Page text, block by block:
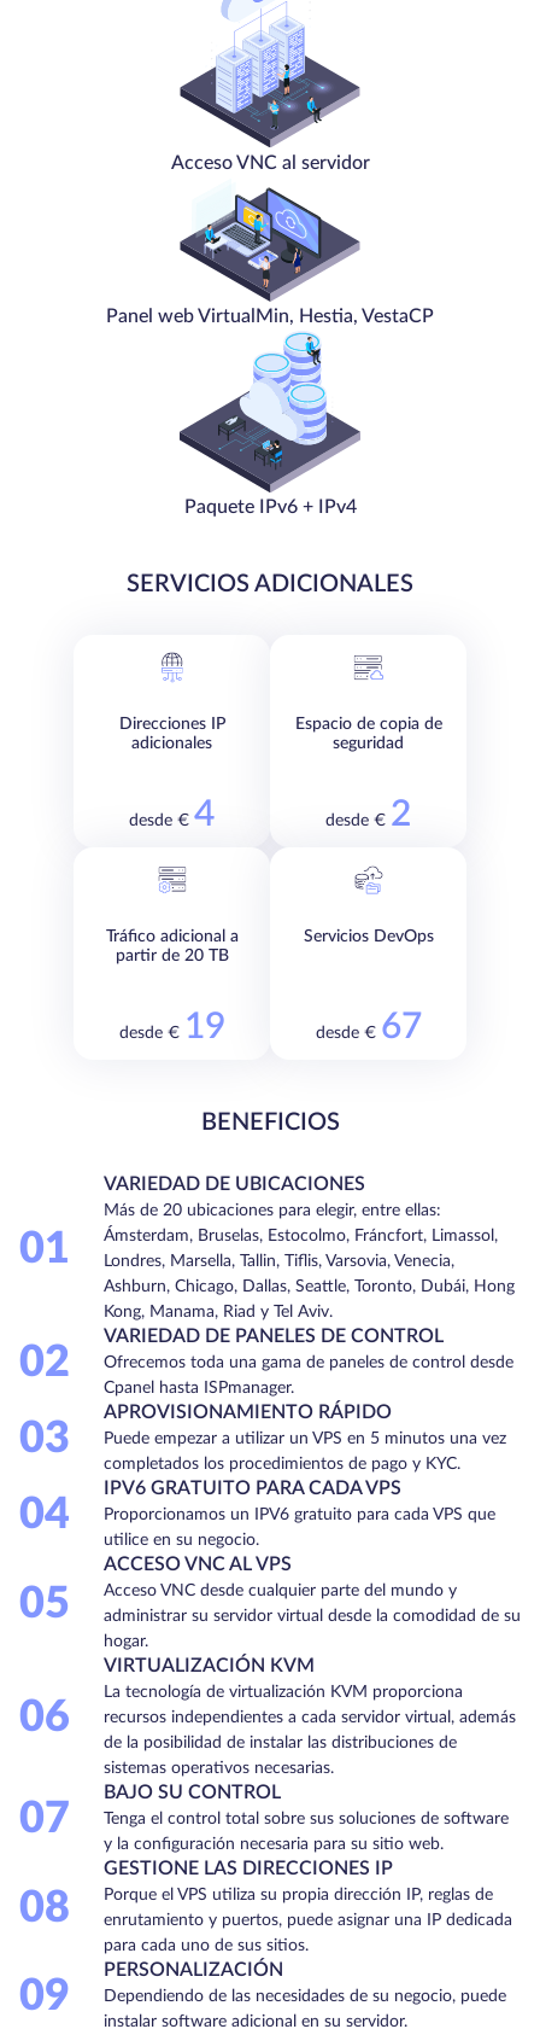
Acceso VNC al servidor
Panel web VirtualMin, Hestia, VestaCP
Paquete IPv6 + IPv4
SERVICIOS ADICIONALES
Direcciones IP
adicionales
desde € 4
Espacio de copia de
seguridad
desde € 2
Tráfico adicional a
partir de 20 TB
desde € 19
Servicios DevOps
desde € 67
BENEFICIOS
01
VARIEDAD DE UBICACIONES
Más de 20 ubicaciones para elegir, entre ellas:
Ámsterdam, Bruselas, Estocolmo, Fráncfort, Limassol,
Londres, Marsella, Tallin, Tiflis, Varsovia, Venecia,
Ashburn, Chicago, Dallas, Seattle, Toronto, Dubái, Hong
Kong, Manama, Riad y Tel Aviv.
02
VARIEDAD DE PANELES DE CONTROL
Ofrecemos toda una gama de paneles de control desde
Cpanel hasta ISPmanager.
03
APROVISIONAMIENTO RÁPIDO
Puede empezar a utilizar un VPS en 5 minutos una vez
completados los procedimientos de pago y KYC.
04
IPV6 GRATUITO PARA CADA VPS
Proporcionamos un IPV6 gratuito para cada VPS que
utilice en su negocio.
05
ACCESO VNC AL VPS
Acceso VNC desde cualquier parte del mundo y
administrar su servidor virtual desde la comodidad de su
hogar.
06
VIRTUALIZACIÓN KVM
La tecnología de virtualización KVM proporciona
recursos independientes a cada servidor virtual, además
de la posibilidad de instalar las distribuciones de
sistemas operativos necesarias.
07
BAJO SU CONTROL
Tenga el control total sobre sus soluciones de software
y la configuración necesaria para su sitio web.
08
GESTIONE LAS DIRECCIONES IP
Porque el VPS utiliza su propia dirección IP, reglas de
enrutamiento y puertos, puede asignar una IP dedicada
para cada uno de sus sitios.
09
PERSONALIZACIÓN
Dependiendo de las necesidades de su negocio, puede
instalar software adicional en su servidor.